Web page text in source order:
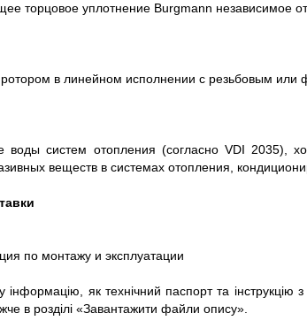
торцовое уплотнение Burgmann независимое
в линейном исполнении с резьбовым или
воды систем отопления (согласно VDI 2035),
веществ в системах отопления,
по монтажу и эксплуатации
інформацію, як технічний паспорт та інструкцію
в розділі «Завантажити файли опису».